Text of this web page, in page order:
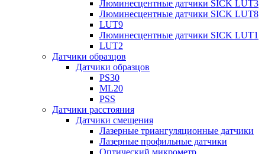
Люминесцентные датчики SICK LUT3
Люминесцентные датчики SICK LUT8
LUT9
Люминесцентные датчики SICK LUT1
LUT2
Датчики образцов
Датчики образцов
PS30
ML20
PSS
Датчики расстояния
Датчики смещения
Лазерные триангуляционные датчики
Лазерные профильные датчики
Оптический микрометр